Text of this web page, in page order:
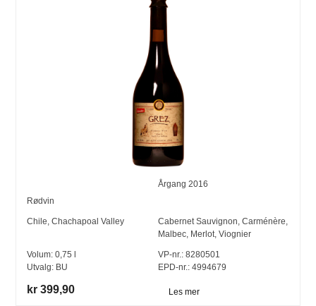
Årgang 2016
Rødvin
Chile,Chachapoal Valley Cabernet Sauvignon, Carménère,
Malbec, Merlot, Viognier
Volum:0,75
Utvalg: BU
VP-nr.: 8280501
EPD-nr.: 4994679
kr 399,90 Les mer